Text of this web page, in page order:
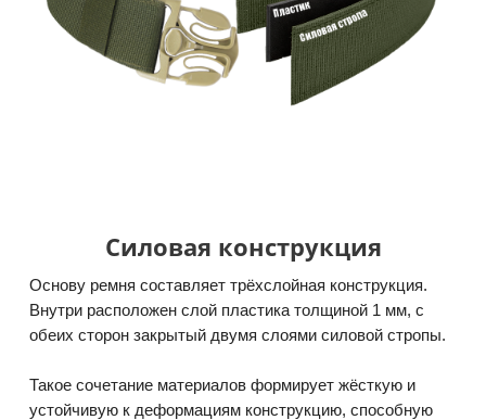
Силовая конструкция
Основу ремня составляет трёхслойная конструкция.
Внутри расположен слой пластика толщиной 1 мм, с
обеих сторон закрытый двумя слоями силовой стропы.
Такое сочетание материалов формирует жёсткую и
устойчивую к деформациям конструкцию, способную